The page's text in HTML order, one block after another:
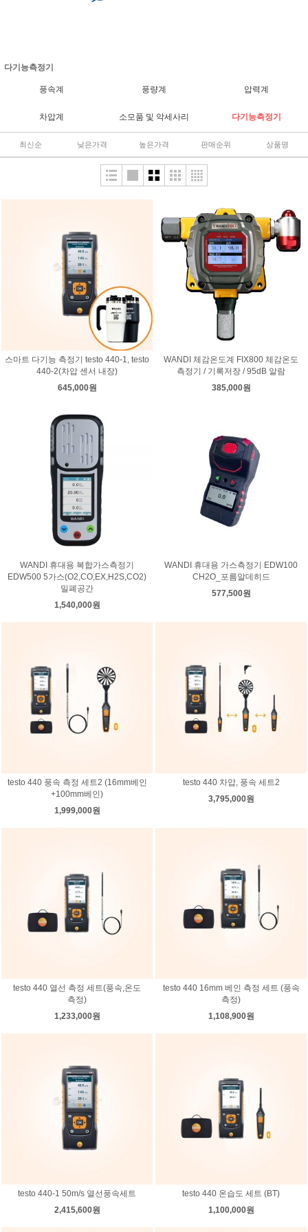
다기능측정기
풍속계 풍량계 압력계
차압계 소모품 및 악세사리 다기능측정기
최신순 낮은가격 높은가격 판매순위 상품명
스마트 다기능 측정기 testo 440-1, testo
440-2(차압 센서 내장)
645,000원
WANDI 체감온도계 FIX800 체감온도
측정기 / 기록저장 / 95dB 알람
385,000원
WANDI 휴대용 복합가스측정기
EDW500 5가스(O2,CO,EX,H2S,CO2)
밀폐공간
1,540,000원
WANDI 휴대용 가스측정기 EDW100
CH2O_포름알데히드
577,500원
testo 440 풍속 측정 세트2 (16mm베인
+100mm베인)
1,999,000원
testo 440 차압, 풍속 세트2
3,795,000원
testo 440 열선 측정 세트(풍속,온도
측정)
1,233,000원
testo 440 16mm 베인 측정 세트 (풍속
측정)
1,108,900원
testo 440-1 50m/s 열선풍속세트
2,415,600원
testo 440 온습도 세트 (BT)
1,100,000원